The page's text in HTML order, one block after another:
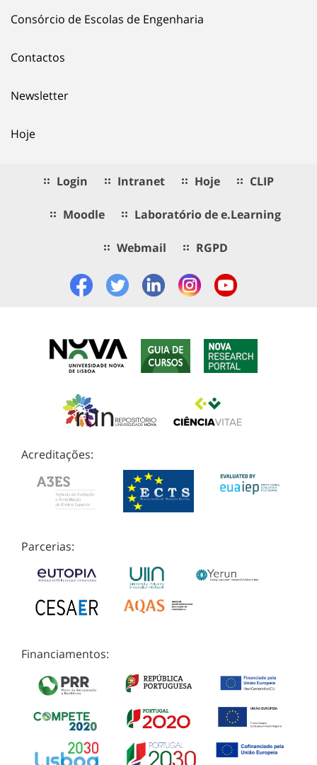
Consórcio de Escolas de Engenharia
Contactos
Newsletter
Hoje
Login Intranet Hoje CLIP
Moodle Laboratório de e.Learning
Webmail RGPD
Acreditações:
Parcerias:
Financiamentos: